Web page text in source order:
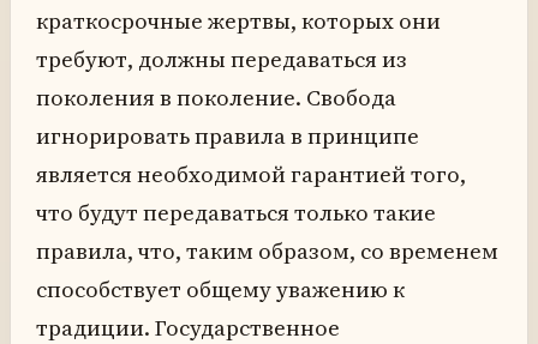
краткосрочные жертвы, которых они
требуют, должны передаваться из
поколения в поколение. Свобода
игнорировать правила в принципе
является необходимой гарантией того,
что будут передаваться только такие
правила, что, таким образом, со временем
способствует общему уважению к
традиции. Государственное